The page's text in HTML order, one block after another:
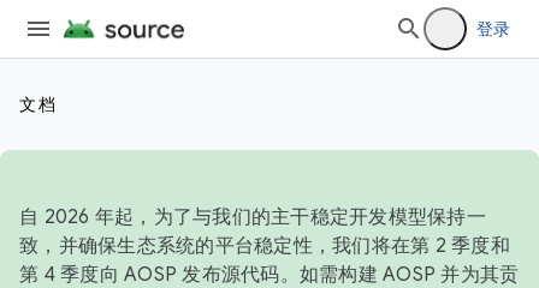
登录
文档
自 2026 年起，为了与我们的主干稳定开发模型保持一
致，并确保生态系统的平台稳定性，我们将在第 2 季度和
第 4 季度向 AOSP 发布源代码。如需构建 AOSP 并为其贡